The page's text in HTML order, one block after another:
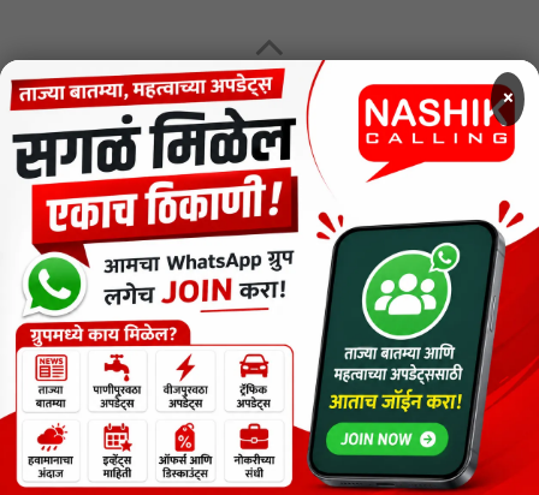
MENU
CODE OF ETHICS FOR DIGITAL NEWS WEBSITES
Contact Us
Privacy Policy
Short News
ThemeNcode PDF Viewer SC [Do not Delete]
वाचकांना विनम्र सूचना
×